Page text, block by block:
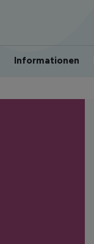
Informationen